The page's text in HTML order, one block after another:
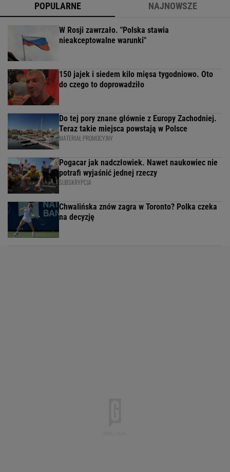
POPULARNE NAJNOWSZE
W Rosji zawrzało. "Polska stawia
nieakceptowalne warunki"
150 jajek i siedem kilo mięsa tygodniowo. Oto
do czego to doprowadziło
Do tej pory znane głównie z Europy Zachodniej.
Teraz takie miejsca powstają w Polsce
MATERIAŁ PROMOCYJNY
Pogacar jak nadczłowiek. Nawet naukowiec nie
potrafi wyjaśnić jednej rzeczy
SUBSKRYPCJA
Chwalińska znów zagra w Toronto? Polka czeka
na decyzję